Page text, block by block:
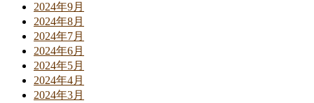
2024年9月
2024年8月
2024年7月
2024年6月
2024年5月
2024年4月
2024年3月